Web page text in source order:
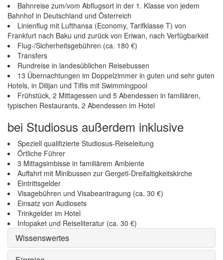
Bahnreise zum/vom Abflugsort in der 1. Klasse von jedem
Bahnhof in Deutschland und Österreich
Linienflug mit Lufthansa (Economy, Tarifklasse T) von
Frankfurt nach Baku und zurück von Eriwan, nach Verfügbarkeit
Flug-/Sicherheitsgebühren (ca. 180 €)
Transfers
Rundreise in landesüblichen Reisebussen
13 Übernachtungen im Doppelzimmer in guten und sehr guten
Hotels, in Dilijan und Tiflis mit Swimmingpool
Frühstück, 2 Mittagessen und 5 Abendessen in familiären,
typischen Restaurants, 2 Abendessen im Hotel
bei Studiosus außerdem inklusive
Speziell qualifizierte Studiosus-Reiseleitung
Örtliche Führer
3 Mittagsimbisse in familiärem Ambiente
Auffahrt mit Minibussen zur Gergeti-Dreifaltigkeitskirche
Eintrittsgelder
Visagebühren und Visabeantragung (ca. 30 €)
Einsatz von Audiosets
Trinkgelder im Hotel
Infopaket und Reiseliteratur (ca. 30 €)
Wissenswertes